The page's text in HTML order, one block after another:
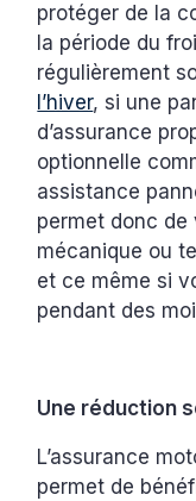
protéger de la
la période du
régulièrement
l’hiver, si une
d’assurance
optionnelle
assistance
permet donc de
mécanique ou
et ce même si
pendant des
Une réduction
L’assurance
permet de